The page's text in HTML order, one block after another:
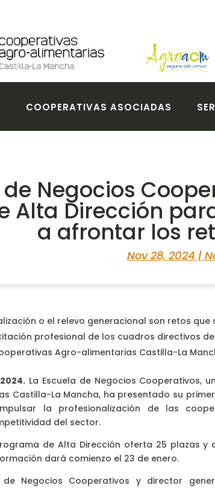
COOPERATIVAS ASOCIADAS
de Negocios
Alta Dirección
a afrontar los
Nov 28, 2024 |
o el relevo generacional son retos
profesional de los cuadros directivos
Agro-alimentarias Castilla-La
La Escuela de Negocios Cooperativos,
Castilla-La Mancha, ha presentado su
la profesionalización de las
del sector.
de Alta Dirección oferta 25 plazas y
dará comienzo el 23 de enero.
Negocios Cooperativos y director